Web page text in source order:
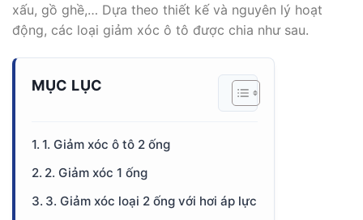
xấu, gồ ghề,… Dựa theo thiết kế và nguyên lý hoạt
động, các loại giảm xóc ô tô được chia như sau.
MỤC LỤC
1. Giảm xóc ô tô 2 ống
2. Giảm xóc 1 ống
3. Giảm xóc loại 2 ống với hơi áp lực